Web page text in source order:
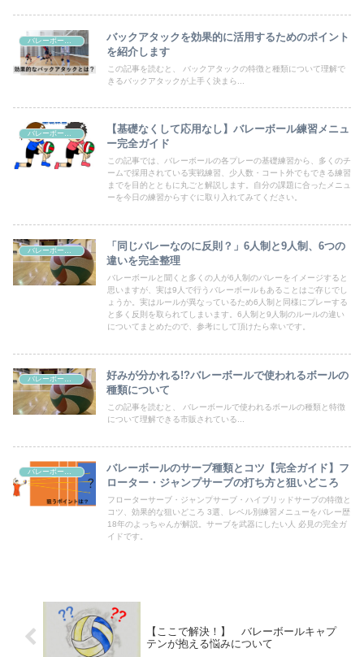
バックアタックを効果的に活用するためのポイント
を紹介します
この記事を読むと、 バックアタックの特徴と種類について理解で
きるバックアタックが上手く決まら...
【基礎なくして応用なし】バレーボール練習メニュ
ー完全ガイド
この記事では、バレーボールの各プレーの基礎練習から、多くのチ
ームで採用されている実戦練習、少人数・コート外でもできる練習
までを目的とともに丸ごと解説します。自分の課題に合ったメニュ
ーを今日の練習からすぐに取り入れてみてください。
「同じバレーなのに反則？」6人制と9人制、6つの
違いを完全整理
バレーボールと聞くと多くの人が6人制のバレーをイメージすると
思いますが、実は9人で行うバレーボールもあることはご存じでし
ょうか。実はルールが異なっているため6人制と同様にプレーする
と多く反則を取られてしまいます。6人制と9人制のルールの違い
についてまとめたので、参考にして頂けたら幸いです。
バレーボール教室
好みが分かれる!?バレーボールで使われるボールの
種類について
この記事を読むと、 バレーボールで使われるボールの種類と特徴
について理解できる市販されている...
バレーボール教室
バレーボールのサーブ種類とコツ【完全ガイド】フ
ローター・ジャンプサーブの打ち方と狙いどころ
フローターサーブ・ジャンプサーブ・ハイブリッドサーブの特徴と
コツ、効果的な狙いどころ 3選、レベル別練習メニューをバレー歴
18年のよっちゃんが解説。サーブを武器にしたい人 必見の完全ガ
イドです。
【ここで解決！】 バレーボールキャプ
テンが抱える悩みについて